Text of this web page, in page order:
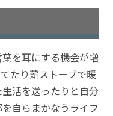
を耳にする機会が増
たり薪ストーブで暖
活を送ったりと自分
自らまかなうライフ